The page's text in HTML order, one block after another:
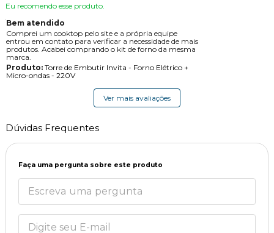
Eu recomendo esse produto.
Bem atendido
Comprei um cooktop pelo site e a própria equipe
entrou em contato para verificar a necessidade de mais
produtos. Acabei comprando o kit de forno da mesma
marca.
Produto:Torre de Embutir Invita - Forno Elétrico +
Micro-ondas - 220V
Ver mais avaliações
Dúvidas Frequentes
Faça uma pergunta sobre este produto